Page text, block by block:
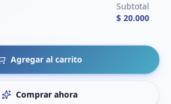
Subtotal
$ 20.000
Agregar al carrito
Comprar ahora